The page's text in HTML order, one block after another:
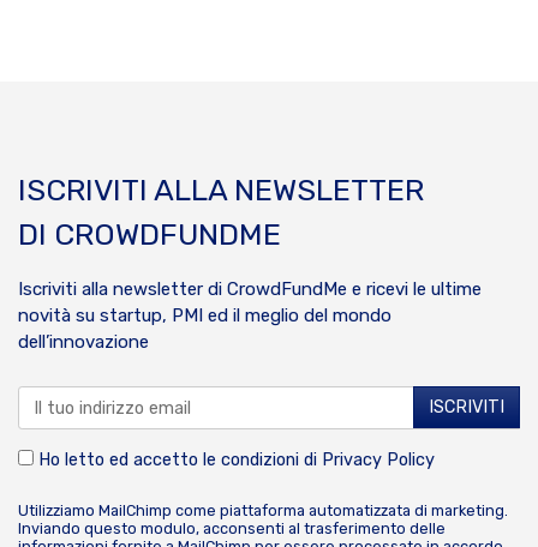
ISCRIVITI ALLA NEWSLETTER
DI CROWDFUNDME
Iscriviti alla newsletter di CrowdFundMe e ricevi le ultime
novità su startup, PMI ed il meglio del mondo
dell’innovazione
Ho letto ed accetto le condizioni di Privacy Policy
Utilizziamo MailChimp come piattaforma automatizzata di marketing.
Inviando questo modulo, acconsenti al trasferimento delle